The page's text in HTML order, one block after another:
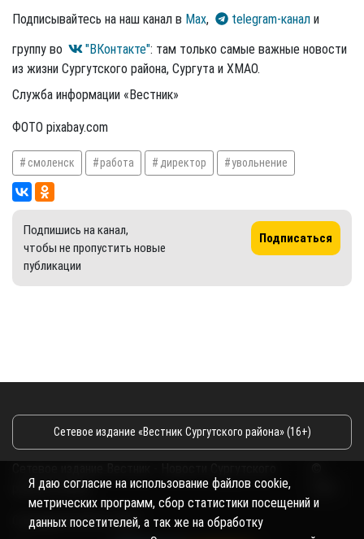
Подписывайтесь на наш канал в Max, telegram-канал и
группу во
"ВКонтакте": там только самые важные новости
из жизни Сургутского района, Сургута и ХМАО.
Служба информации «Вестник»
ФОТО pixabay.com
смоленск работа директор увольнение
Подпишись на канал,
чтобы не пропустить новые
публикации
Подписаться
Сетевое издание «Вестник Сургутского района» (16+)
района и Югры
Copyright © 2018- 2026
Я даю согласие на использование файлов cookie,
метрических программ, сбор статистики посещений и
данных посетителей, а так же на обработку